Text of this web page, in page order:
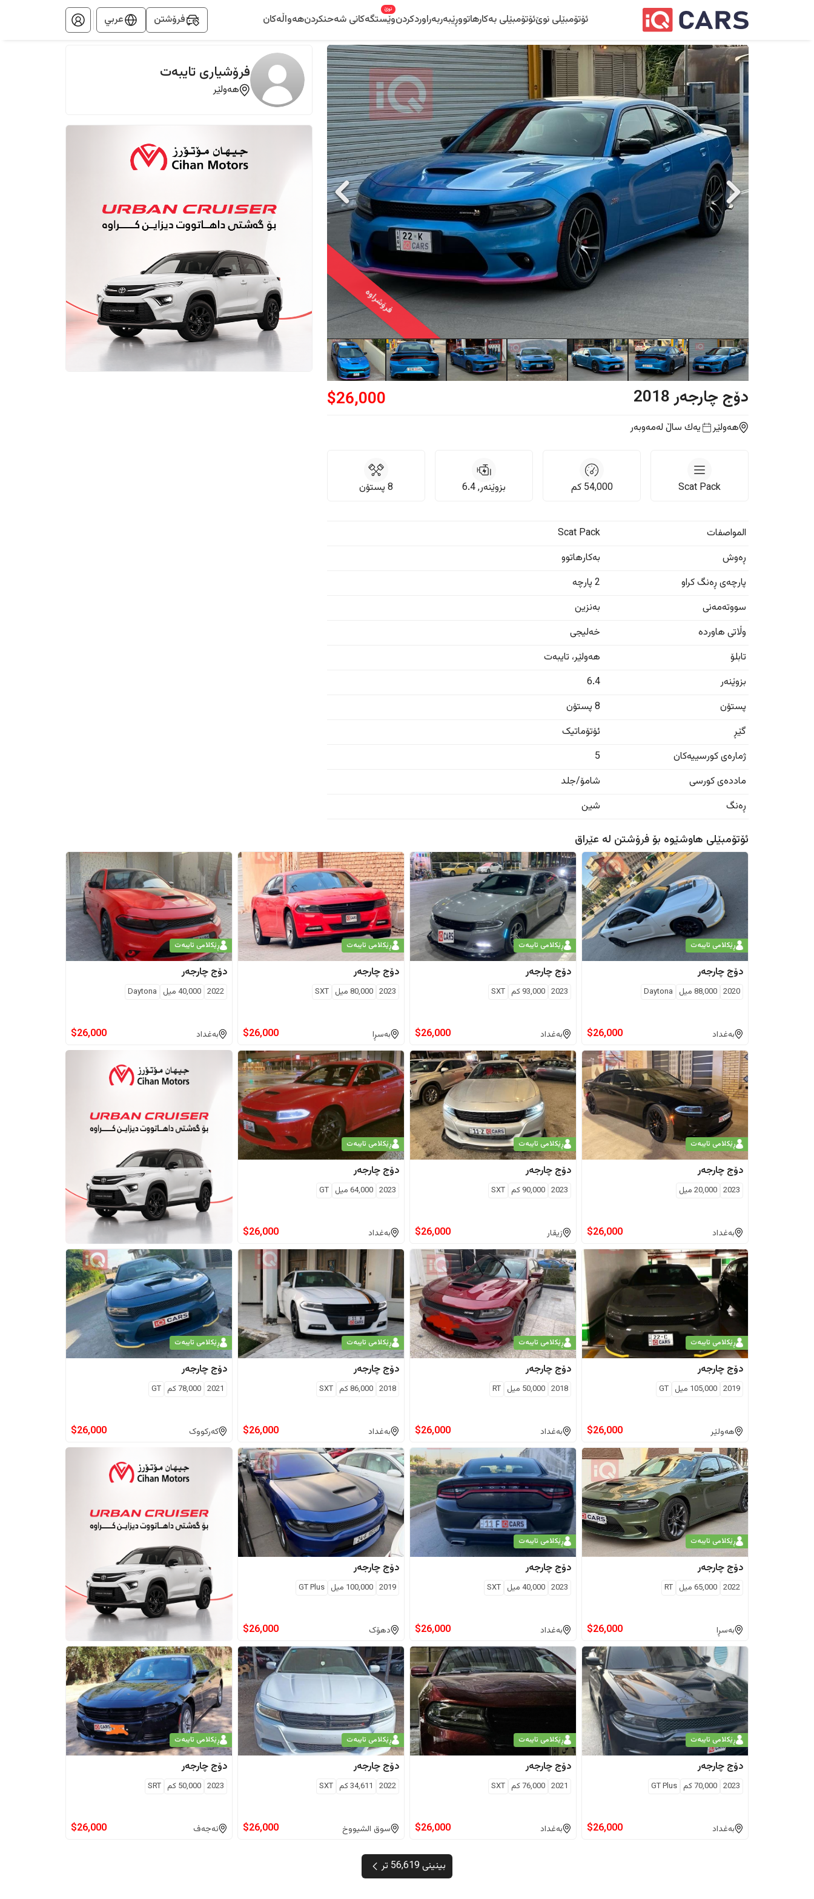
ئۆتۆمبێلی نوێئۆتۆمبێلی بەکارهاتووڕێبەربەراوردکردنوێستگەکانی شەحنکردن
نوێ
هەواڵەکان فرۆشتن عربي
فرۆشراوە
دۆج چارجەر 2018
$26,000
هەولێر یه‌ك ساڵ لەمەوبەر
Scat Pack
54,000 كم بزوێنەر, 6.4 8 پستۆن
المواصفات
Scat Pack
ڕەوش
بەکارهاتوو
پارچەی ڕەنگ کراو
2 پارچە
سووتەمەنی
بەنزین
وڵاتی هاوردە
خەلیجی
تابلۆ
هەولێر، تایبەت
بزوێنەر
6.4
پستۆن
8 پستۆن
گێڕ
ئۆتۆماتیک
ژمارەی کورسییەکان
5
ماددەی کورسی
شامۆ/جلد
ڕەنگ
شین
فرۆشیاری تایبەت
هەولێر
ئۆتۆمبێلی هاوشێوە بۆ فرۆشتن لە عێراق
ڕێکلامی تایبەت
دۆج چارجەر
2020
88,000 ميل Daytona
بەغداد $26,000
ڕێکلامی تایبەت
دۆج چارجەر
2023
93,000 كم SXT
بەغداد $26,000
ڕێکلامی تایبەت
دۆج چارجەر
2023
80,000 ميل SXT
بەسڕا $26,000
ڕێکلامی تایبەت
دۆج چارجەر
2022
40,000 ميل Daytona
بەغداد $26,000
ڕێکلامی تایبەت
دۆج چارجەر
2023
20,000 ميل
بەغداد $26,000
ڕێکلامی تایبەت
دۆج چارجەر
2023
90,000 كم SXT
زیقار $26,000
ڕێکلامی تایبەت
دۆج چارجەر
2023
64,000 ميل GT
بەغداد $26,000
ڕێکلامی تایبەت
دۆج چارجەر
2019
105,000 ميل GT
هەولێر $26,000
ڕێکلامی تایبەت
دۆج چارجەر
2018
50,000 ميل RT
بەغداد $26,000
ڕێکلامی تایبەت
دۆج چارجەر
2018
86,000كم SXT
بەغداد $26,000
ڕێکلامی تایبەت
دۆج چارجەر
2021
78,000كم GT
کەرکووک $26,000
ڕێکلامی تایبەت
دۆج چارجەر
2022
65,000 ميل RT
بەسڕا $26,000
ڕێکلامی تایبەت
دۆج چارجەر
2023
40,000 ميل SXT
بەغداد $26,000
دۆج چارجەر
2019
100,000 ميل GT Plus
دهۆک $26,000
ڕێکلامی تایبەت
دۆج چارجەر
2023
70,000كم GT Plus
بەغداد $26,000
ڕێکلامی تایبەت
دۆج چارجەر
2021
76,000كم SXT
بەغداد $26,000
ڕێکلامی تایبەت
دۆج چارجەر
2022
34,611كم SXT
سوق الشیووخ $26,000
ڕێکلامی تایبەت
دۆج چارجەر
2023
50,000 كم SRT
نەجەف $26,000
بینینی 56,619 تر